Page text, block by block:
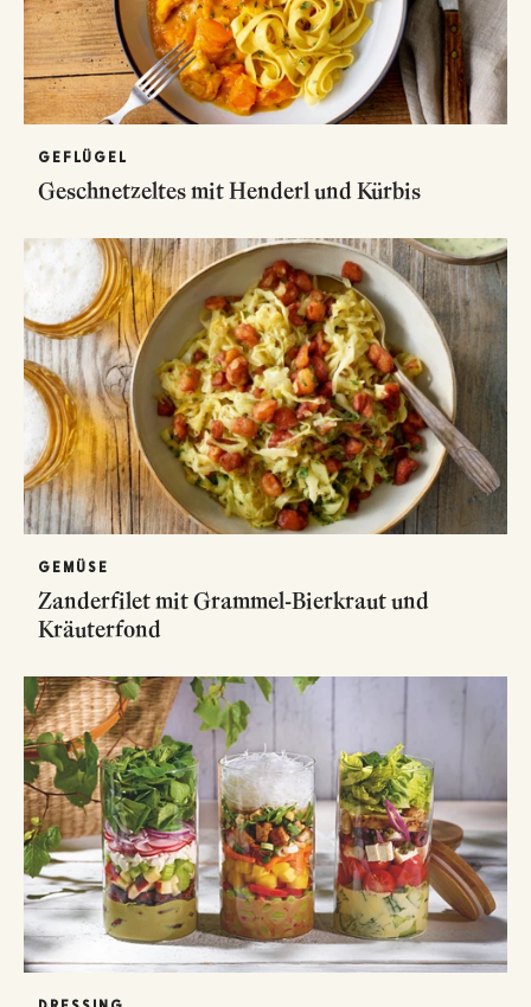
GEFLÜGEL
Geschnetzeltes mit Henderl und Kürbis
GEMÜSE
Zanderfilet mit Grammel-Bierkraut und
Kräuterfond